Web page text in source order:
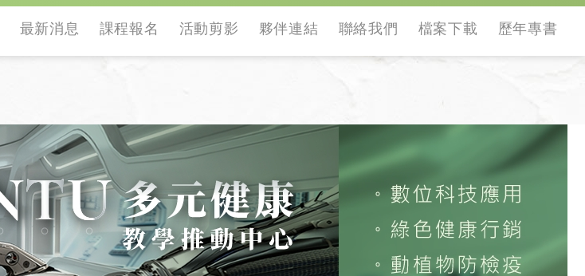
最新消息 課程報名 活動剪影 夥伴連結 聯絡我們 檔案下載 歷年專書